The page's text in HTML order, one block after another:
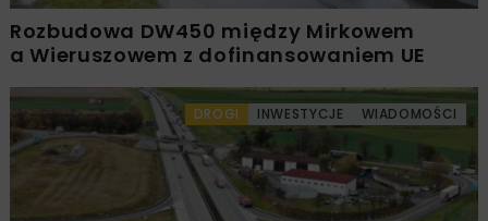
Rozbudowa DW450 między Mirkowem
a Wieruszowem z dofinansowaniem UE
DROGI INWESTYCJE WIADOMOŚCI